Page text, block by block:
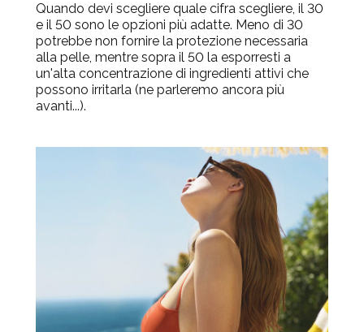
Quando devi scegliere quale cifra scegliere, il 30
e il 50 sono le opzioni più adatte. Meno di 30
potrebbe non fornire la protezione necessaria
alla pelle, mentre sopra il 50 la esporresti a
un'alta concentrazione di ingredienti attivi che
possono irritarla (ne parleremo ancora più
avanti...).